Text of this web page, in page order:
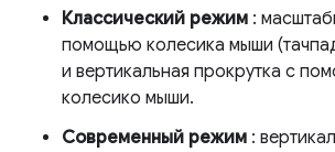
Классический режим :
помощью колесика мыши
и вертикальная прокрутка с
колесико мыши.
Современный режим :